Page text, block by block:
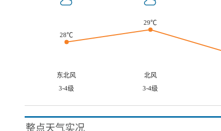
28℃
29℃
东北风
北风
3-4级
3-4级
整点天气实况